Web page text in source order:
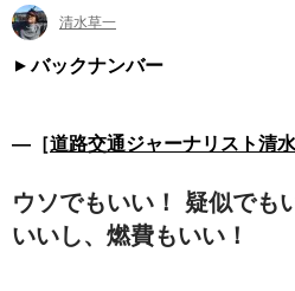
清水草一
バックナンバー
―［道路交通ジャーナリスト清
ウソでもいい！ 疑似でも
いいし、燃費もいい！